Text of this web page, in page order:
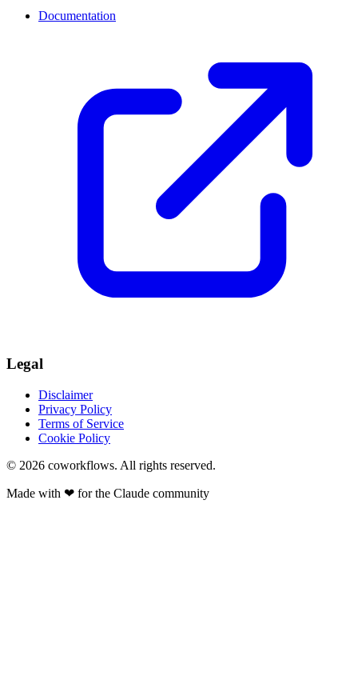
Documentation
Legal
Disclaimer
Privacy Policy
Terms of Service
Cookie Policy
© 2026 coworkflows. All rights reserved.
Made with ❤ for the Claude community